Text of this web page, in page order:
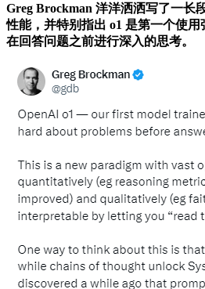
Greg Brockman 洋洋洒洒写了一长
性能，并特别指出 o1 是第一个使
在回答问题之前进行深入的思考。